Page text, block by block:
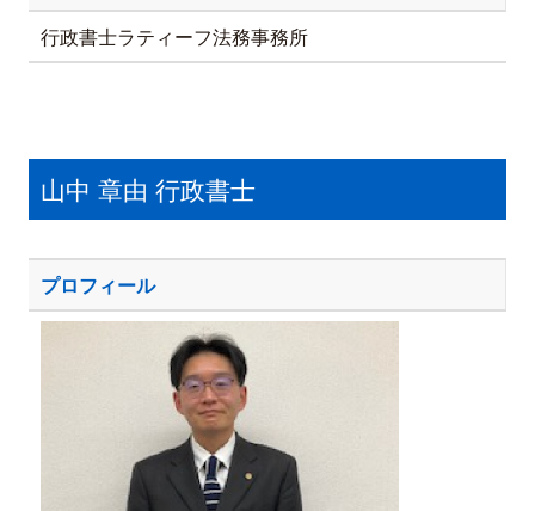
行政書士ラティーフ法務事務所
山中 章由 行政書士
プロフィール